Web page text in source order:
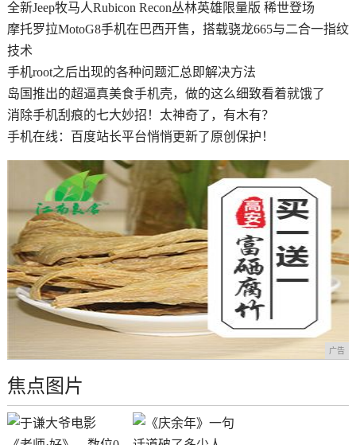
全新Jeep牧马人Rubicon Recon丛林英雄限量版 稀世登场
摩托罗拉MotoG8手机在巴西开售，搭载骁龙665与二合一指纹
技术
手机root之后出现的各种问题汇总即解决方法
岛国推出的超逼真美食手机壳，做的这么细致看着就饿了
消除手机刮痕的七大妙招！太神奇了，有木有？
手机在线：百度站长平台悄悄更新了原创保护！
广告
焦点图片